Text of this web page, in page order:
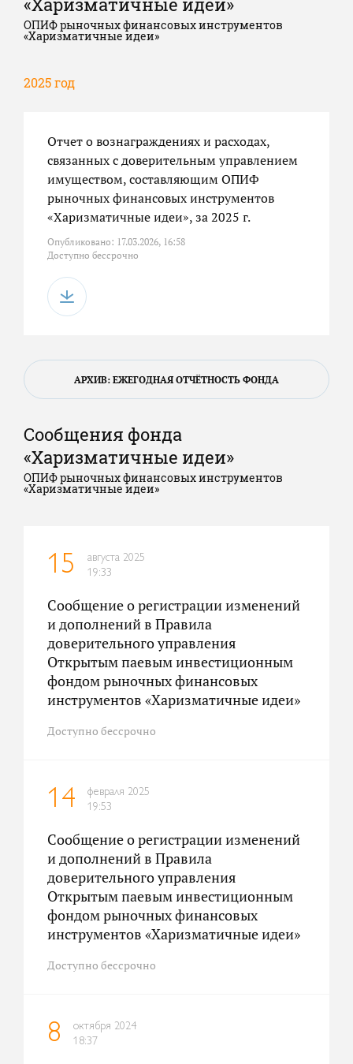
ОПИФ рыночных финансовых инструментов
«Харизматичные идеи»
2025 год
Отчет о вознаграждениях и расходах,
связанных с доверительным управлением
имуществом, составляющим ОПИФ
рыночных финансовых инструментов
«Харизматичные идеи», за 2025 г.
Опубликовано: 17.03.2026, 16:58
Доступно бессрочно
АРХИВ: ЕЖЕГОДНАЯ ОТЧЁТНОСТЬ ФОНДА
Сообщения фонда
«Харизматичные идеи»
ОПИФ рыночных финансовых инструментов
«Харизматичные идеи»
15
августа 2025
19:33
Сообщение о регистрации изменений
и дополнений в Правила
доверительного управления
Открытым паевым инвестиционным
фондом рыночных финансовых
инструментов «Харизматичные идеи»
Доступно бессрочно
14
февраля 2025
19:53
Сообщение о регистрации изменений
и дополнений в Правила
доверительного управления
Открытым паевым инвестиционным
фондом рыночных финансовых
инструментов «Харизматичные идеи»
Доступно бессрочно
8
октября 2024
18:37